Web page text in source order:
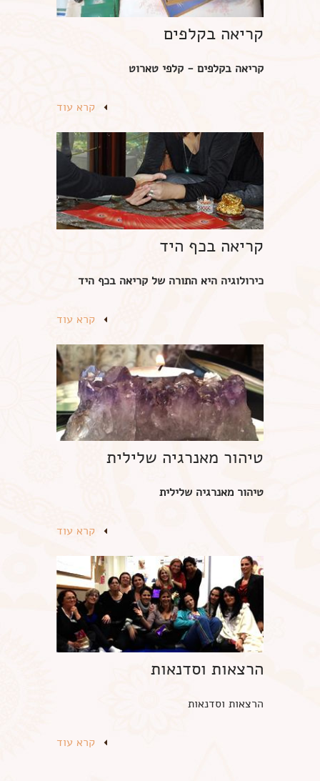
קריאה בקלפים
קריאה בקלפים - קלפי טארוט
קרא עוד
קריאה בכף היד
כירולוגיה היא התורה של קריאה בכף היד
קרא עוד
טיהור מאנרגיה שלילית
טיהור מאנרגיה שלילית
קרא עוד
הרצאות וסדנאות
הרצאות וסדנאות
קרא עוד